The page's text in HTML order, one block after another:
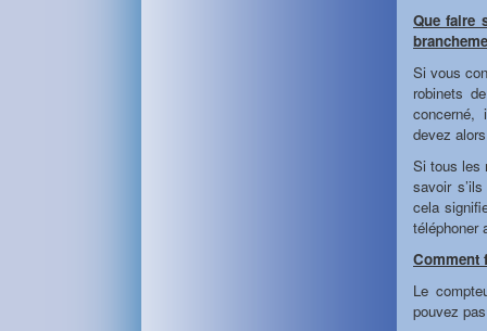
Que faire
Si vous
robinets
concerné,
devez
Si tous les
savoir
cela
téléphoner
Comment
Le
pouvez